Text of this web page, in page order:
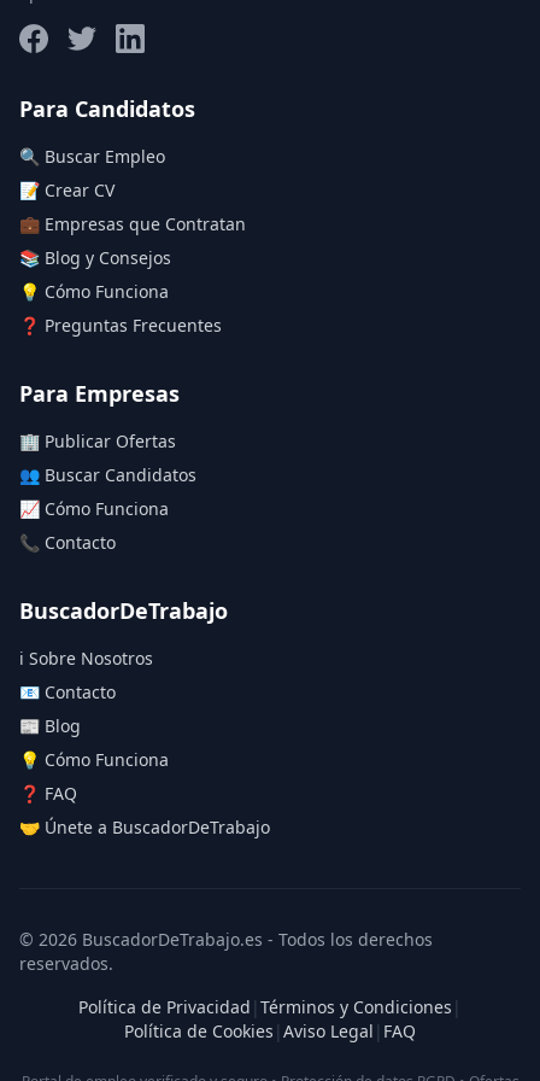
Deja vacío para "sin límite"
Aplicar filtros
Para Candidatos
🔍 Buscar Empleo
📝 Crear CV
💼 Empresas que Contratan
📚 Blog y Consejos
💡 Cómo Funciona
❓ Preguntas Frecuentes
Para Empresas
🏢 Publicar Ofertas
👥 Buscar Candidatos
📈 Cómo Funciona
📞 Contacto
BuscadorDeTrabajo
ℹ️ Sobre Nosotros
📧 Contacto
📰 Blog
💡 Cómo Funciona
❓ FAQ
🤝 Únete a BuscadorDeTrabajo
© 2026 BuscadorDeTrabajo.es - Todos los derechos
reservados.
Política de Privacidad | Términos y Condiciones |
Política de Cookies | Aviso Legal | FAQ